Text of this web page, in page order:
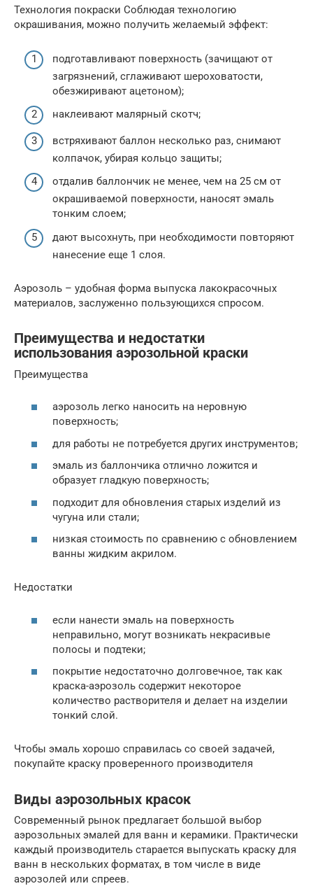
Технология покраски Соблюдая технологию
окрашивания, можно получить желаемый эффект:
подготавливают поверхность (зачищают от
загрязнений, сглаживают шероховатости,
обезжиривают ацетоном);
наклеивают малярный скотч;
встряхивают баллон несколько раз, снимают
колпачок, убирая кольцо защиты;
отдалив баллончик не менее, чем на 25 см от
окрашиваемой поверхности, наносят эмаль
тонким слоем;
дают высохнуть, при необходимости повторяют
нанесение еще 1 слоя.
Аэрозоль – удобная форма выпуска лакокрасочных
материалов, заслуженно пользующихся спросом.
Преимущества и недостатки
использования аэрозольной краски
Преимущества
аэрозоль легко наносить на неровную
поверхность;
для работы не потребуется других инструментов;
эмаль из баллончика отлично ложится и
образует гладкую поверхность;
подходит для обновления старых изделий из
чугуна или стали;
низкая стоимость по сравнению с обновлением
ванны жидким акрилом.
Недостатки
если нанести эмаль на поверхность
неправильно, могут возникать некрасивые
полосы и подтеки;
покрытие недостаточно долговечное, так как
краска-аэрозоль содержит некоторое
количество растворителя и делает на изделии
тонкий слой.
Чтобы эмаль хорошо справилась со своей задачей,
покупайте краску проверенного производителя
Виды аэрозольных красок
Современный рынок предлагает большой выбор
аэрозольных эмалей для ванн и керамики. Практически
каждый производитель старается выпускать краску для
ванн в нескольких форматах, в том числе в виде
аэрозолей или спреев.